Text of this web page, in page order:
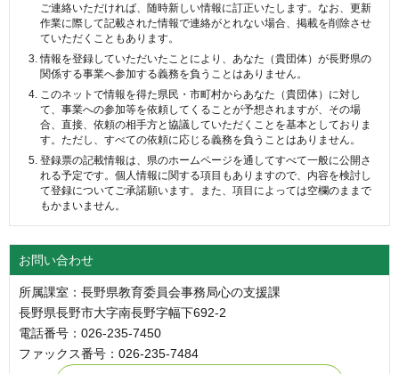
ご連絡いただければ、随時新しい情報に訂正いたします。なお、更新
作業に際して記載された情報で連絡がとれない場合、掲載を削除させ
ていただくこともあります。
情報を登録していただいたことにより、あなた（貴団体）が長野県の
関係する事業へ参加する義務を負うことはありません。
このネットで情報を得た県民・市町村からあなた（貴団体）に対し
て、事業への参加等を依頼してくることが予想されますが、その場
合、直接、依頼の相手方と協議していただくことを基本としておりま
す。ただし、すべての依頼に応じる義務を負うことはありません。
登録票の記載情報は、県のホームページを通してすべて一般に公開さ
れる予定です。個人情報に関する項目もありますので、内容を検討し
て登録についてご承諾願います。また、項目によっては空欄のままで
もかまいません。
お問い合わせ
所属課室：長野県教育委員会事務局心の支援課
長野県長野市大字南長野字幅下692-2
電話番号：026-235-7450
ファックス番号：026-235-7484